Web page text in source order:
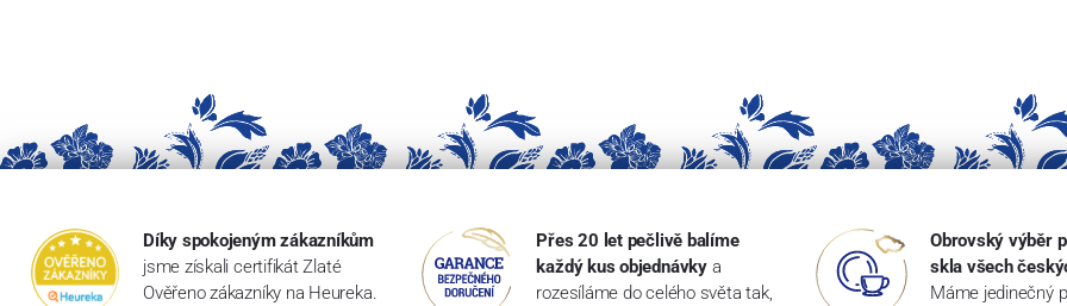
Díky spokojeným zákazníkům
jsme získali certifikát Zlaté
Ověřeno zákazníky na Heureka.
Přes 20 let pečlivě balíme
každý kus objednávky a
rozesíláme do celého světa tak,
Obrovský výběr
skla všech
Máme jedinečný